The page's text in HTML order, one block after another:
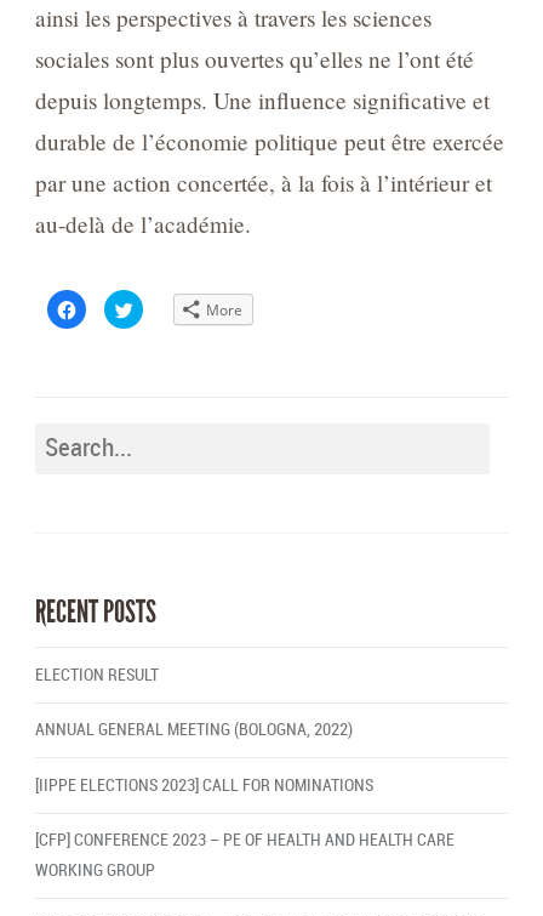
ainsi les perspectives à travers les sciences
sociales sont plus ouvertes qu’elles ne l’ont été
depuis longtemps. Une influence significative et
durable de l’économie politique peut être exercée
par une action concertée, à la fois à l’intérieur et
au-delà de l’académie.
Click
to
share
Click
to More
RECENT POSTS
ELECTION RESULT
ANNUAL GENERAL MEETING (BOLOGNA, 2022)
[IIPPE ELECTIONS 2023] CALL FOR NOMINATIONS
[CFP] CONFERENCE 2023 – PE OF HEALTH AND HEALTH CARE
WORKING GROUP